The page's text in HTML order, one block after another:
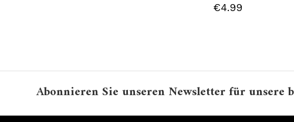
€4.99
Abonnieren Sie unseren Newsletter für unsere